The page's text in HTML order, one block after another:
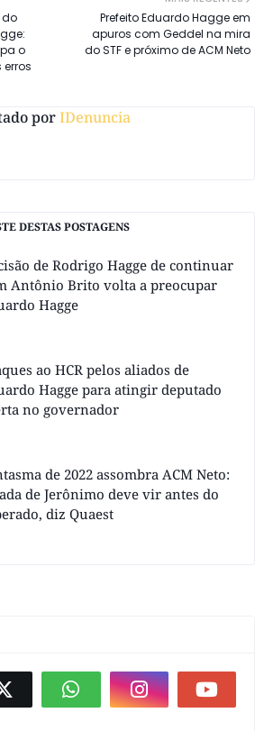
Prefeito Eduardo Hagge em
apuros com Geddel na mira
do STF e próximo de ACM Neto
do
o
erros
porIDenuncia
DESTAS POSTAGENS
de Rodrigo Hagge de continuar
Antônio Brito volta a preocupar
Hagge
ao HCR pelos aliados de
Hagge para atingir deputado
no governador
de 2022 assombra ACM Neto:
de Jerônimo deve vir antes do
diz Quaest